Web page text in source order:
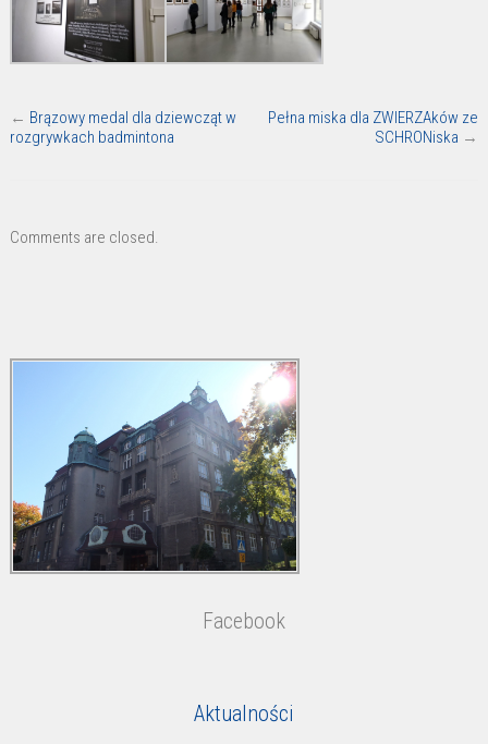
← Brązowy medal dla dziewcząt w
rozgrywkach badmintona
Pełna miska dla ZWIERZAków ze
SCHRONiska →
Comments are closed.
Facebook
Aktualności